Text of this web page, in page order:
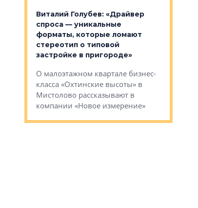
«Мы
но мы
Виталий Голубев: «Драйвер
спроса — уникальные
форматы, которые ломают
стереотип о типовой
застройке в пригороде»
О малоэтажном квартале бизнес-
класса «Охтинские высоты» в
Мистолово рассказывают в
компании «Новое измерение»